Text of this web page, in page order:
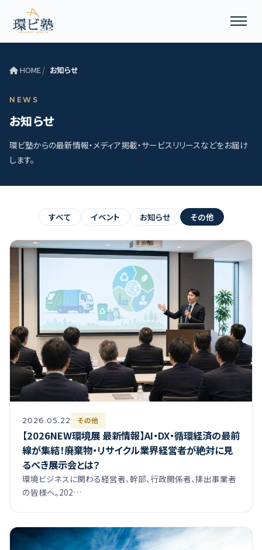
HOME お知らせ
NEWS
お知らせ
環ビ塾からの最新情報・メディア掲載・サービスリリースなどをお届け
します。
すべて イベント お知らせ その他
2026.05.22 その他
【2026NEW環境展 最新情報】AI・DX・循環経済の最前
線が集結！廃棄物・リサイクル業界経営者が絶対に見
るべき展示会とは？
環境ビジネスに関わる経営者、幹部、行政関係者、排出事業者
の皆様へ。202…